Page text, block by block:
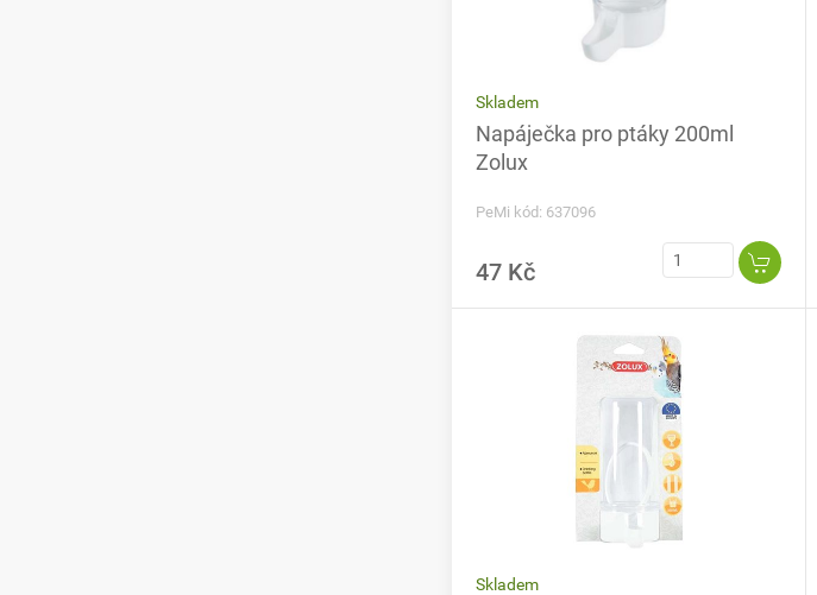
Skladem
Napáječka pro ptáky 200ml
Zolux
PeMi kód: 637096
47 Kč
Skladem